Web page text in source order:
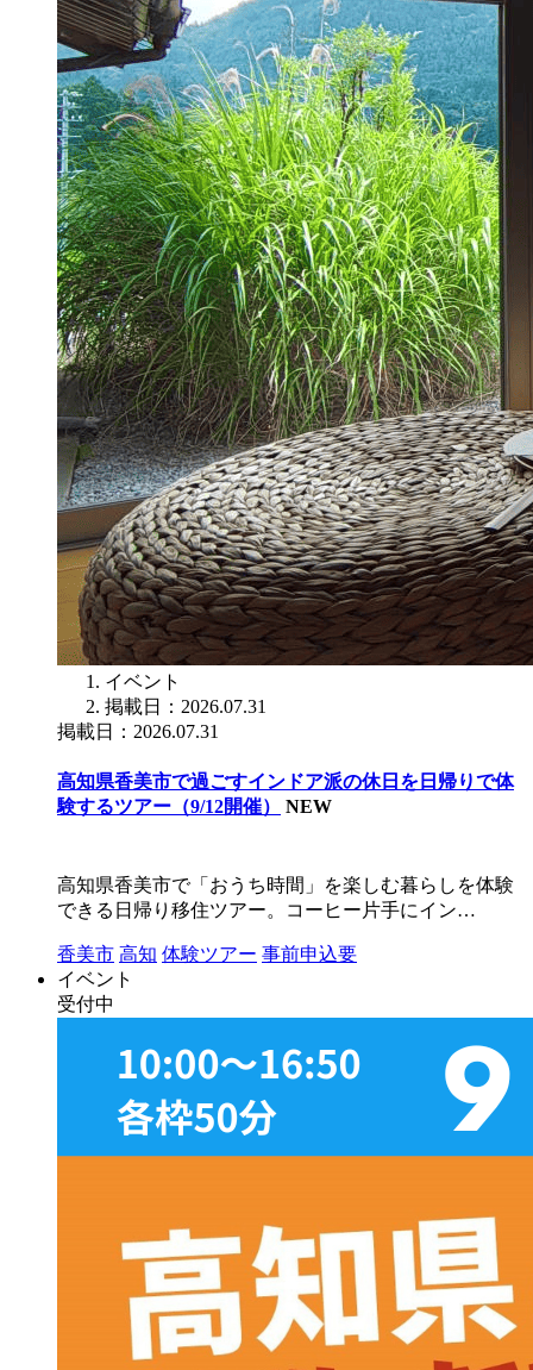
イベント
掲載日：2026.07.31
掲載日：2026.07.31
高知県香美市で過ごすインドア派の休日を日帰りで体
験するツアー（9/12開催）
NEW
高知県香美市で「おうち時間」を楽しむ暮らしを体験
できる日帰り移住ツアー。コーヒー片手にイン…
香美市 高知 体験ツアー 事前申込要
イベント
受付中